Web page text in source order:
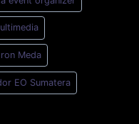
Meda
EO Sumatera